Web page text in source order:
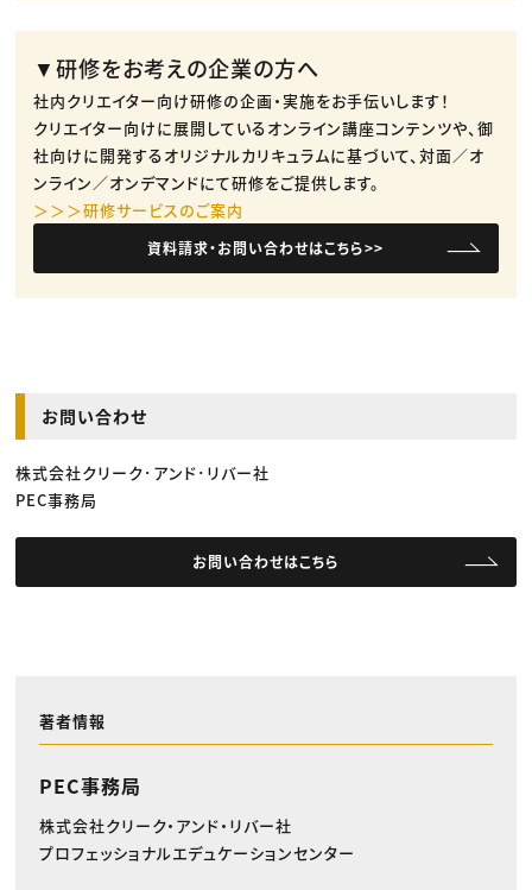
▼研修をお考えの企業の方へ
社内クリエイター向け研修の企画・実施をお手伝いします！
クリエイター向けに展開しているオンライン講座コンテンツや、御
社向けに開発するオリジナルカリキュラムに基づいて、対面／オ
ンライン／オンデマンドにて研修をご提供します。
＞＞＞研修サービスのご案内
資料請求・お問い合わせはこちら>>
お問い合わせ
株式会社クリーク･アンド･リバー社
PEC事務局
お問い合わせはこちら
著者情報
PEC事務局
株式会社クリーク・アンド・リバー社
プロフェッショナルエデュケーションセンター